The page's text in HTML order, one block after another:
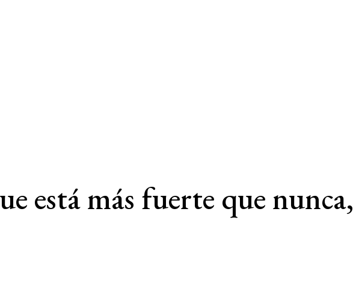
está más fuerte que